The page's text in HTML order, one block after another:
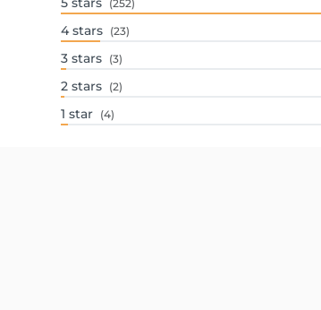
(252)
4 stars (23)
3 stars (3)
2 stars (2)
1 star (4)